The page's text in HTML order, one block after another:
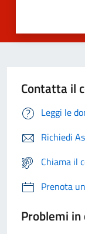
Contatta il
Leggi le
Richiedi
Chiama il
Prenota
Problemi